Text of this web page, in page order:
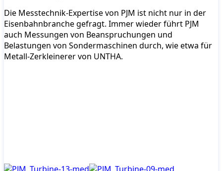
Die Messtechnik-Expertise von PJM ist nicht nur in der
Eisenbahnbranche gefragt. Immer wieder führt PJM
auch Messungen von Beanspruchungen und
Belastungen von Sondermaschinen durch, wie etwa für
Metall-Zerkleinerer von UNTHA.